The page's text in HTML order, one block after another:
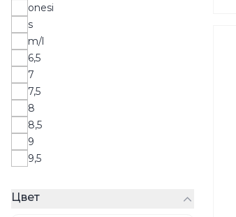
onesi
s
m/l
6,5
7
7,5
8
8,5
9
9,5
Цвет